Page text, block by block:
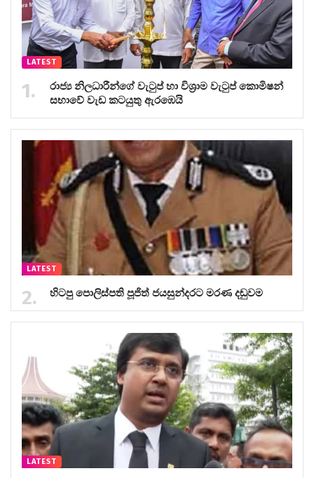
LATEST
රාජ්‍ය නිලධාරීන්ගේ වැටුප් හා විශ්‍රාම වැටුප් කොමිෂන්
සභාවේ වැඩ කටයුතු ඇරඹෙයි
LATEST
හිටපු පොලිස්පති පූජිත් ජයසුන්දරට මරණ දඬුවම
LATEST